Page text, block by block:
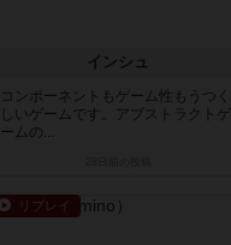
インシュ
コンポーネントもゲーム性もうつく
しいゲームです。アブストラクトゲ
ームの...
リプレイ